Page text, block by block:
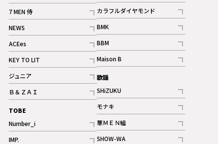
記事
7 MEN 侍
記事
NEWS
記事
ACEes
記事
KEY TO LIT
記事
ジュニア
記事
Ｂ＆ＺＡＩ
記事
TOBE
Number_i
記事
IMP.
記事
カラフルダイヤモンド
記事
BMK
記事
BBM
記事
ギャラリー
Maison B
記事
歌謡
SHiZUKU
記事
モナキ
記事
華ＭＥＮ組
記事
SHOW-WA